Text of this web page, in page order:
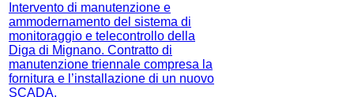
Intervento di manutenzione e
ammodernamento del sistema di
monitoraggio e telecontrollo della
Diga di Mignano. Contratto di
manutenzione triennale compresa la
fornitura e l’installazione di un nuovo
SCADA.